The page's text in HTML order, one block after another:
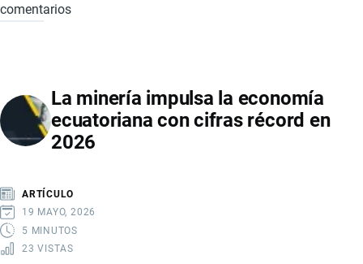
EL
IMPULSO
TRAS
EL
CAÍDA
DE
PRECIOS
comentarios
La minería impulsa la economía
ecuatoriana con cifras récord en
2026
ARTÍCULO
19 MAYO, 2026
5 MINUTOS
23 VISTAS